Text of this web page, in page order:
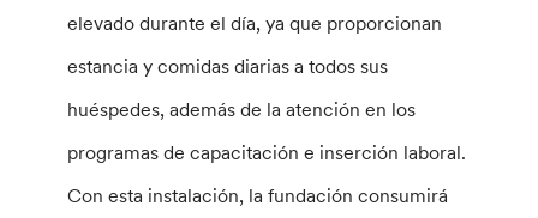
elevado durante el día, ya que proporcionan
estancia y comidas diarias a todos sus
huéspedes, además de la atención en los
programas de capacitación e inserción laboral.
Con esta instalación, la fundación consumirá